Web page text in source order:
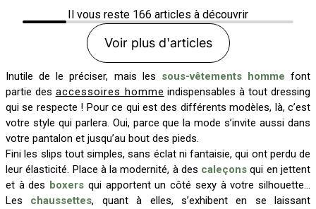
Il vous reste 166 articles à découvrir
Voir plus d'articles
Inutile de le préciser, mais les sous-vêtements homme font
partie des accessoires homme indispensables à tout dressing
qui se respecte ! Pour ce qui est des différents modèles, là, c’est
votre style qui parlera. Oui, parce que la mode s’invite aussi dans
votre pantalon et jusqu’au bout des pieds.
Fini les slips tout simples, sans éclat ni fantaisie, qui ont perdu de
leur élasticité. Place à la modernité, à des caleçons qui en jettent
et à des boxers qui apportent un côté sexy à votre silhouette…
Les chaussettes, quant à elles, s’exhibent en se laissant